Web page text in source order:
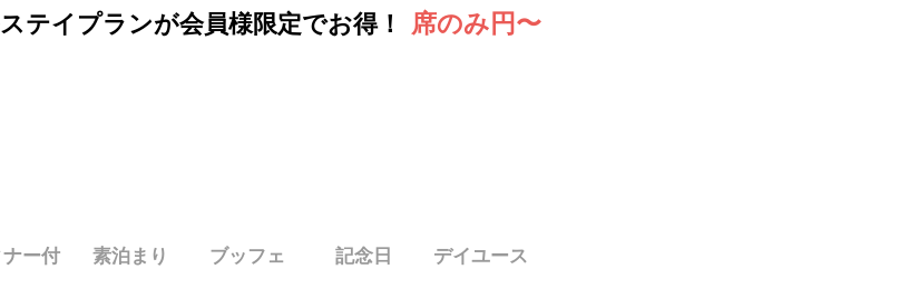
テイプランが会員様限定でお得！ 席のみ円〜
ー付 素泊まり ブッフェ 記念日 デイユース